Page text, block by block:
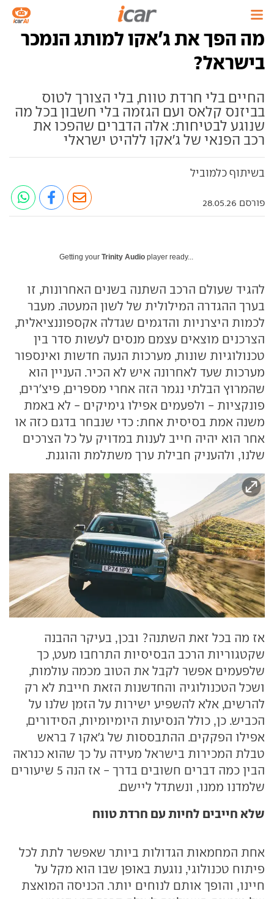
מה הפך את ג'אקו למותג הנמכר
בישראל?
החיים בלי חרדת טווח, בלי הצורך לטוס
בביזנס קלאס ועם הגזמה בלי חשבון בכל מה
שנוגע לבטיחות: אלה הדברים שהפכו את
רכב הפנאי של ג'אקו ללהיט ישראלי
בשיתוף כלמוביל
פורסם 28.05.26
Getting your Trinity Audio player ready...
להגיד שעולם הרכב השתנה בשנים האחרונות, זו
בערך ההגדרה המילולית של לשון המעטה. מעבר
לכמות היצרניות והדגמים שגדלה אקספוננציאלית,
הצרכנים מוצאים עצמם מנסים לעשות סדר בין
טכנולוגיות שונות, מערכות הנעה חדשות ואינספור
מערכות שעד לאחרונה איש לא הכיר. העניין הוא
שהמרוץ הבלתי נגמר הזה אחרי מספרים, פיצ'רים,
פונקציות - ולפעמים אפילו גימיקים - לא באמת
משנה אמת בסיסית אחת: כדי שנבחר בדגם כזה או
אחר הוא יהיה חייב לענות במדויק על כל הצרכים
שלנו, ולהעניק חבילת ערך משתלמת והוגנת.
אז מה בכל זאת השתנה? ובכן, בעיקר ההבנה
שקטגוריות הרכב הבסיסיות התרחבו מעט, כך
שלפעמים אפשר לקבל את הטוב מכמה עולמות,
ושכל הטכנולוגיה והחדשנות הזאת חייבת לא רק
להרשים, אלא להשפיע ישירות על הזמן שלנו על
הכביש. כן, כולל הנסיעות היומיומיות, הסידורים,
אפילו הפקקים. ההתבססות של ג'אקו 7 בראש
טבלת המכירות בישראל מעידה על כך שהוא כנראה
הבין כמה דברים חשובים בדרך - אז הנה 5 שיעורים
שלמדנו ממנו, ונשתדל ליישם.
שלא חייבים לחיות עם חרדת טווח
אחת המחמאות הגדולות ביותר שאפשר לתת לכל
פיתוח טכנולוגי, נוגעת באופן שבו הוא מקל על
חיינו, והופך אותם לנוחים יותר. הכניסה המואצת